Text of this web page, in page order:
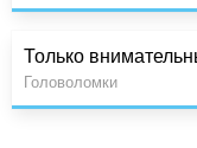
Только
Головоломки